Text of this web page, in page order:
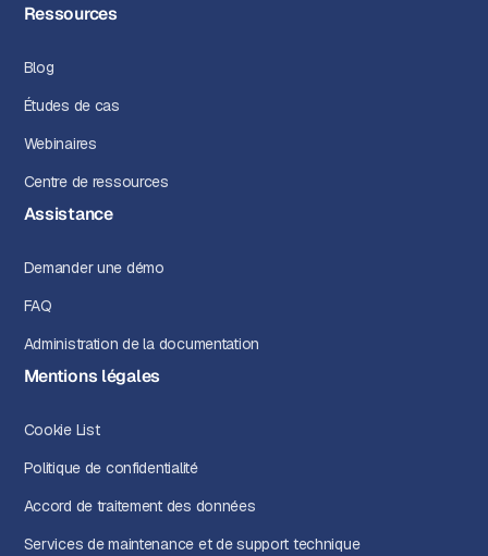
Ressources
Blog
Études de cas
Webinaires
Centre de ressources
Assistance
Demander une démo
FAQ
Administration de la documentation
Mentions légales
Cookie List
Politique de confidentialité
Accord de traitement des données
Services de maintenance et de support technique